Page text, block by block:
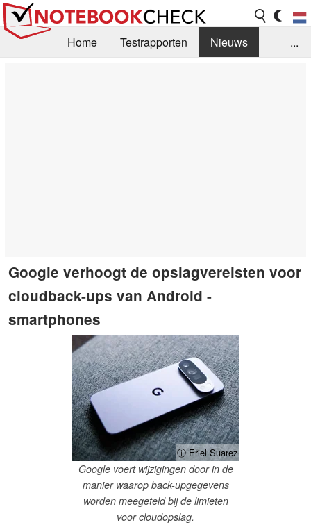
Home Testrapporten
Nieuws
...
Google verhoogt de opslagvereisten voor
cloudback-ups van Android -
smartphones
ⓘ Eriel Suarez
Google voert wijzigingen door in de
manier waarop back-upgegevens
worden meegeteld bij de limieten
voor cloudopslag.